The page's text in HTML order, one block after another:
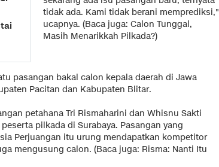
tidak ada. Kami tidak berani memprediksi,"
ucapnya. (Baca juga: Calon Tunggal,
Masih Menarikkah Pilkada?)
pasangan bakal calon kepala daerah di Jawa
Pacitan dan Kabupaten Blitar.
petahana Tri Rismaharini dan Whisnu Sakti
pilkada di Surabaya. Pasangan yang
Perjuangan itu urung mendapatkan kompetitor
mengusung calon. (Baca juga: Risma: Nanti Itu